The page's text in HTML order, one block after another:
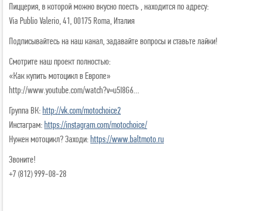
Пиццерия, в которой можно вкусно поесть , находится по адресу:
Via Publio Valerio, 41, 00175 Roma, Италия
Подписывайтесь на наш канал, задавайте вопросы и ставьте лайки!
Смотрите наш проект полностью:
«Как купить мотоцикл в Европе»
http://www.youtube.com/watch?v=u5I8G6…
Группа ВК:http://vk.com/motochoice2
Инстаграм:https://instagram.com/motochoice/
Нужен мотоцикл? Заходи:https://www.baltmoto.ru
Звоните!
+7 (812) 999-08-28